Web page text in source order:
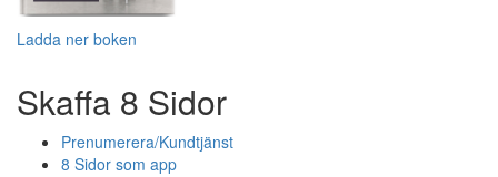
Ladda ner boken
Skaffa 8 Sidor
Prenumerera/Kundtjänst
8 Sidor som app